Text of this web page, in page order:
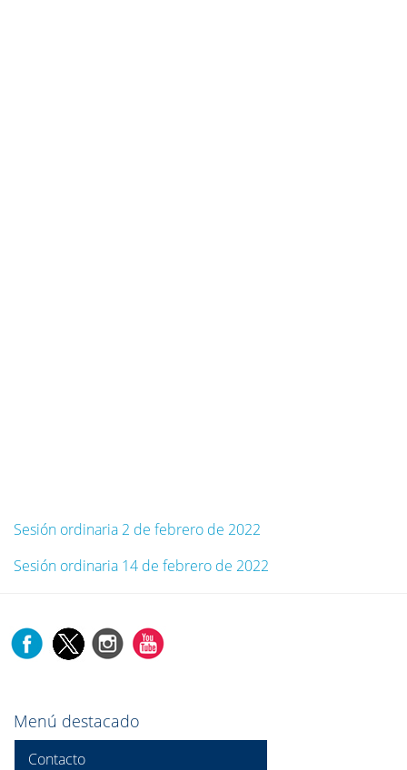
Sesión ordinaria 2 de febrero de 2022
Sesión ordinaria 14 de febrero de 2022
Menú destacado
Contacto